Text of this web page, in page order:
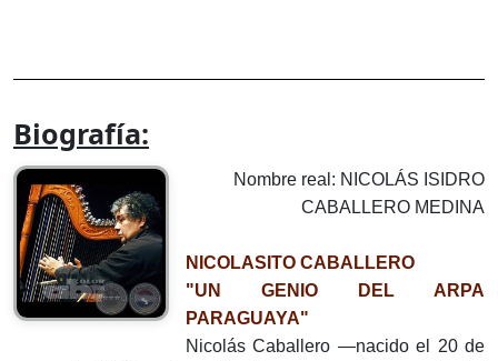
Biografía:
Nombre real: NICOLÁS ISIDRO
CABALLERO MEDINA
NICOLASITO CABALLERO
"UN GENIO DEL ARPA
PARAGUAYA"
Nicolás Caballero —nacido el 20 de